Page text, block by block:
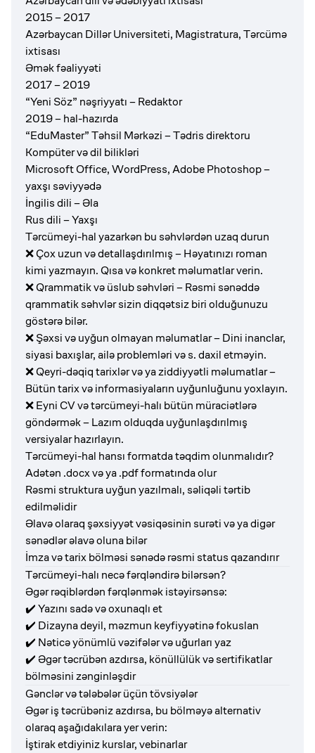
2015 – 2017
Azərbaycan Dillər Universiteti, Magistratura, Tərcümə
ixtisası
Əmək fəaliyyəti
2017 – 2019
“Yeni Söz” nəşriyyatı – Redaktor
2019 – hal-hazırda
“EduMaster” Təhsil Mərkəzi – Tədris direktoru
Kompüter və dil bilikləri
Microsoft Office, WordPress, Adobe Photoshop –
yaxşı səviyyədə
İngilis dili – Əla
Rus dili – Yaxşı
Tərcümeyi-hal yazarkən bu səhvlərdən uzaq durun
❌ Çox uzun və detallaşdırılmış – Həyatınızı roman
kimi yazmayın. Qısa və konkret məlumatlar verin.
❌ Qrammatik və üslub səhvləri – Rəsmi sənəddə
qrammatik səhvlər sizin diqqətsiz biri olduğunuzu
göstərə bilər.
❌ Şəxsi və uyğun olmayan məlumatlar – Dini inanclar,
siyasi baxışlar, ailə problemləri və s. daxil etməyin.
❌ Qeyri-dəqiq tarixlər və ya ziddiyyətli məlumatlar –
Bütün tarix və informasiyaların uyğunluğunu yoxlayın.
❌ Eyni CV və tərcümeyi-halı bütün müraciətlərə
göndərmək – Lazım olduqda uyğunlaşdırılmış
versiyalar hazırlayın.
Tərcümeyi-hal hansı formatda təqdim olunmalıdır?
Adətən .docx və ya .pdf formatında olur
Rəsmi struktura uyğun yazılmalı, səliqəli tərtib
edilməlidir
Əlavə olaraq şəxsiyyət vəsiqəsinin surəti və ya digər
sənədlər əlavə oluna bilər
İmza və tarix bölməsi sənədə rəsmi status qazandırır
Tərcümeyi-halı necə fərqləndirə bilərsən?
Əgər rəqiblərdən fərqlənmək istəyirsənsə:
✔️ Yazını sadə və oxunaqlı et
✔️ Dizayna deyil, məzmun keyfiyyətinə fokuslan
✔️ Nəticə yönümlü vəzifələr və uğurları yaz
✔️ Əgər təcrübən azdırsa, könüllülük və sertifikatlar
bölməsini zənginləşdir
Gənclər və tələbələr üçün tövsiyələr
Əgər iş təcrübəniz azdırsa, bu bölməyə alternativ
olaraq aşağıdakılara yer verin:
İştirak etdiyiniz kurslar, vebinarlar